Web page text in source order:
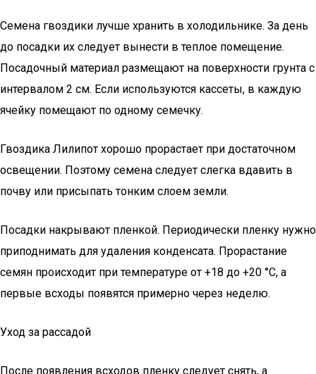
Семена гвоздики лучше хранить в холодильнике. За день
до посадки их следует вынести в теплое помещение.
Посадочный материал размещают на поверхности грунта с
интервалом 2 см. Если используются кассеты, в каждую
ячейку помещают по одному семечку.
Гвоздика Лилипот хорошо прорастает при достаточном
освещении. Поэтому семена следует слегка вдавить в
почву или присыпать тонким слоем земли.
Посадки накрывают пленкой. Периодически пленку нужно
приподнимать для удаления конденсата. Прорастание
семян происходит при температуре от +18 до +20 °С, а
первые всходы появятся примерно через неделю.
Уход за рассадой
После появления всходов пленку следует снять, а